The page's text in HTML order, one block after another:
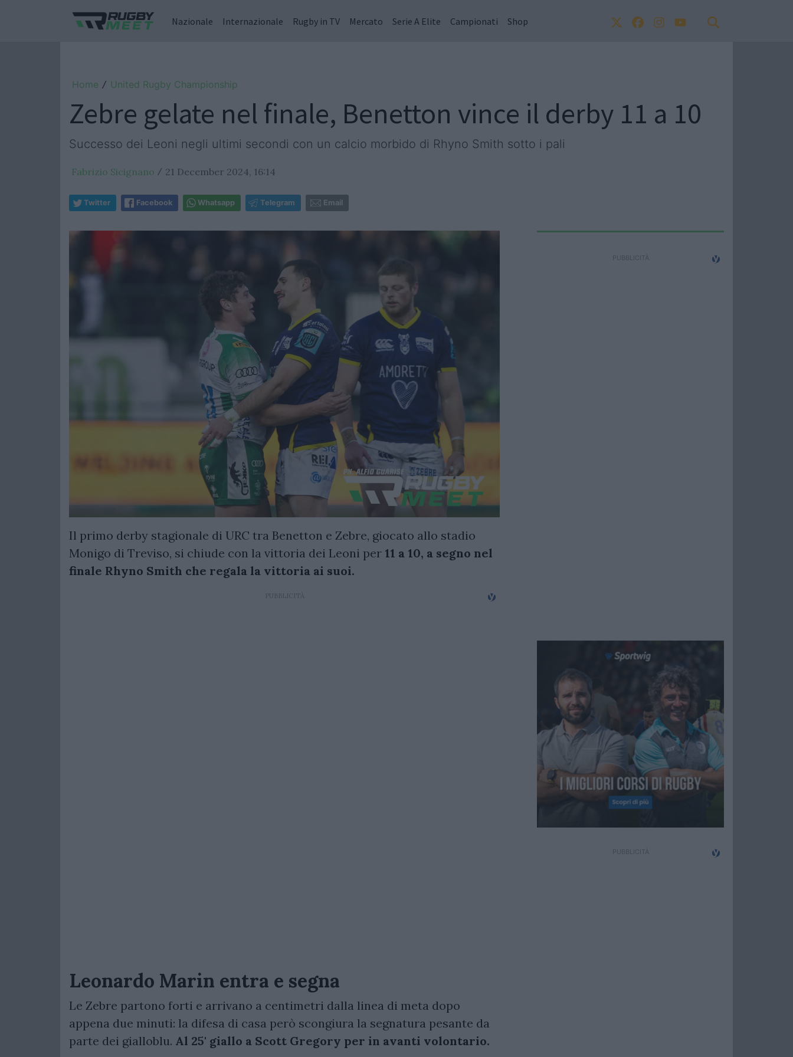
Nazionale Internazionale Rugby in TV Mercato Serie A Elite Campionati Shop
Home / United Rugby Championship
Zebre gelate nel finale, Benetton vince il derby 11 a 10
Successo dei Leoni negli ultimi secondi con un calcio morbido di Rhyno Smith sotto i pali
Fabrizio Sicignano / 21 December 2024, 16:14
Twitter Facebook Whatsapp Telegram Email
Il primo derby stagionale di URC tra Benetton e Zebre, giocato allo stadio
Monigo di Treviso, si chiude con la vittoria dei Leoni per 11 a 10, a segno nel
finale Rhyno Smith che regala la vittoria ai suoi.
Leonardo Marin entra e segna
Le Zebre partono forti e arrivano a centimetri dalla linea di meta dopo
appena due minuti: la difesa di casa però scongiura la segnatura pesante da
parte dei gialloblu. Al 25' giallo a Scott Gregory per in avanti volontario.